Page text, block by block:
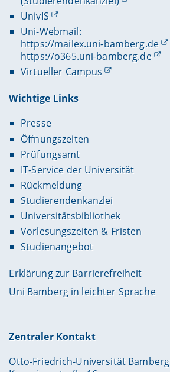
UnivIS
Uni-Webmail:
https://mailex.uni-bamberg.de
https://o365.uni-bamberg.de
Virtueller Campus
Wichtige Links
Presse
Öffnungszeiten
Prüfungsamt
IT-Service der Universität
Rückmeldung
Studierendenkanzlei
Universitätsbibliothek
Vorlesungszeiten & Fristen
Studienangebot
Erklärung zur Barrierefreiheit
Uni Bamberg in leichter Sprache
Zentraler Kontakt
Otto-Friedrich-Universität Bamberg